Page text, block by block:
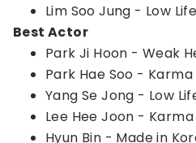
Lim Soo Jung - Low Life
Best Actor
Park Ji Hoon - Weak
Park Hae Soo - Karma
Yang Se Jong - Low
Lee Hee Joon - Karma
Hyun Bin - Made in